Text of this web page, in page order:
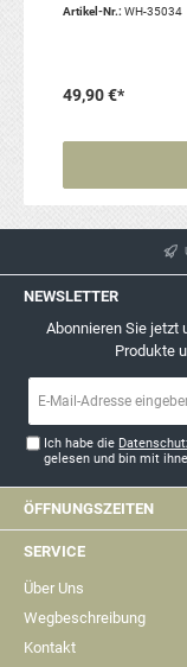
Artikel-Nr.: WH-35034
49,90 €*
NEWSLETTER
Abonnieren Sie jetzt
Produkte
Ich habe die
gelesen und bin mit
ÖFFNUNGSZEITEN
SERVICE
Über Uns
Wegbeschreibung
Kontakt